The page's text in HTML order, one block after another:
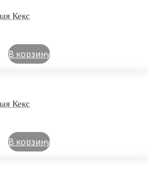
Кекс
В корзину
Кекс
В корзину